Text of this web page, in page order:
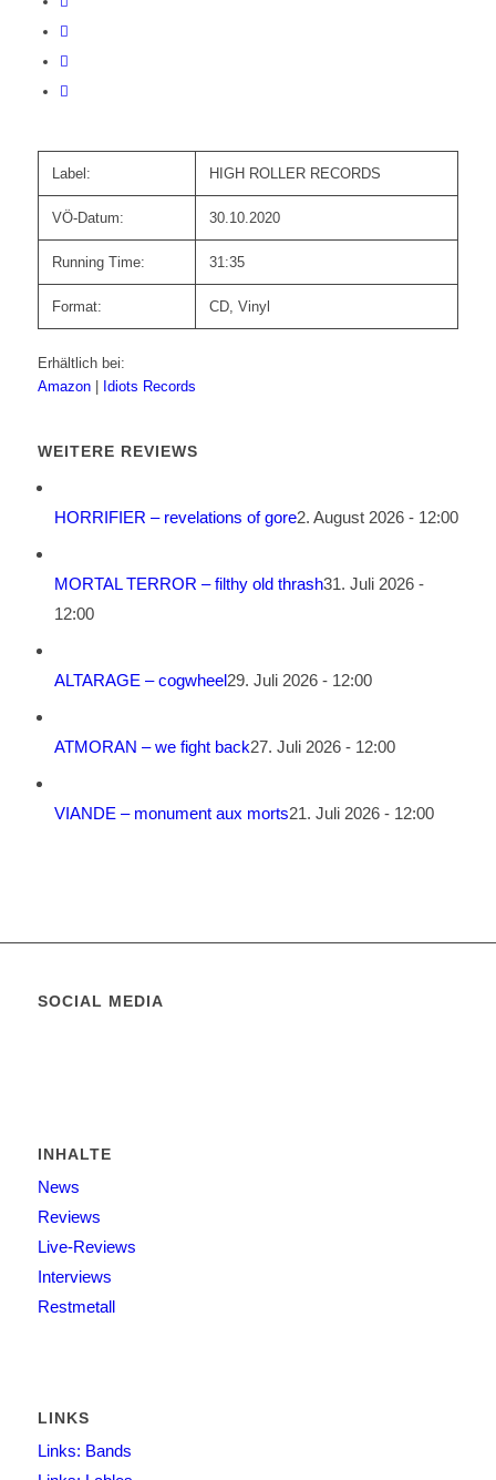
Label: HIGH ROLLER RECORDS
VÖ-Datum: 30.10.2020
Running Time: 31:35
Format: CD, Vinyl
Erhältlich bei:
Amazon
Idiots Records
WEITERE REVIEWS
HORRIFIER – revelations of gore2. August 2026 - 12:00
MORTAL TERROR – filthy old thrash31. Juli 2026 -
12:00
ALTARAGE – cogwheel29. Juli 2026 - 12:00
ATMORAN – we fight back27. Juli 2026 - 12:00
VIANDE – monument aux morts21. Juli 2026 - 12:00
SOCIAL MEDIA
INHALTE
News
Reviews
Live-Reviews
Interviews
Restmetall
LINKS
Links: Bands